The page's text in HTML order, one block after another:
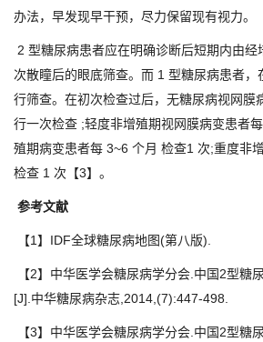
办法，早发现早干预，尽力保留现有视力。
2 型糖尿病患者应在明确诊断后短期内由经
次散瞳后的眼底筛查。而 1 型糖尿病患者
行筛查。在初次检查过后，无糖尿病视网膜
行一次检查 ;轻度非增殖期视网膜病变患者
殖期病变患者每 3~6 个月 检查1 次;重度非
检查 1 次【3】。
参考文献
【1】IDF全球糖尿病地图(第八版).
【2】中华医学会糖尿病学分会.中国2型糖
[J].中华糖尿病杂志,2014,(7):447-498.
【3】中华医学会糖尿病学分会.中国2型糖